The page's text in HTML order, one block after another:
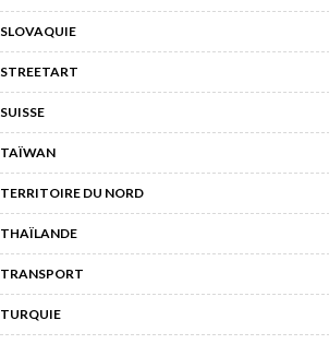
SLOVAQUIE
STREETART
SUISSE
TAÏWAN
TERRITOIRE DU NORD
THAÏLANDE
TRANSPORT
TURQUIE